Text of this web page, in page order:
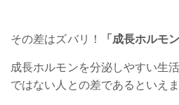
その差はズバリ！ 「成長ホルモン
成長ホルモンを分泌しやすい生
ではない人との差であるといえま